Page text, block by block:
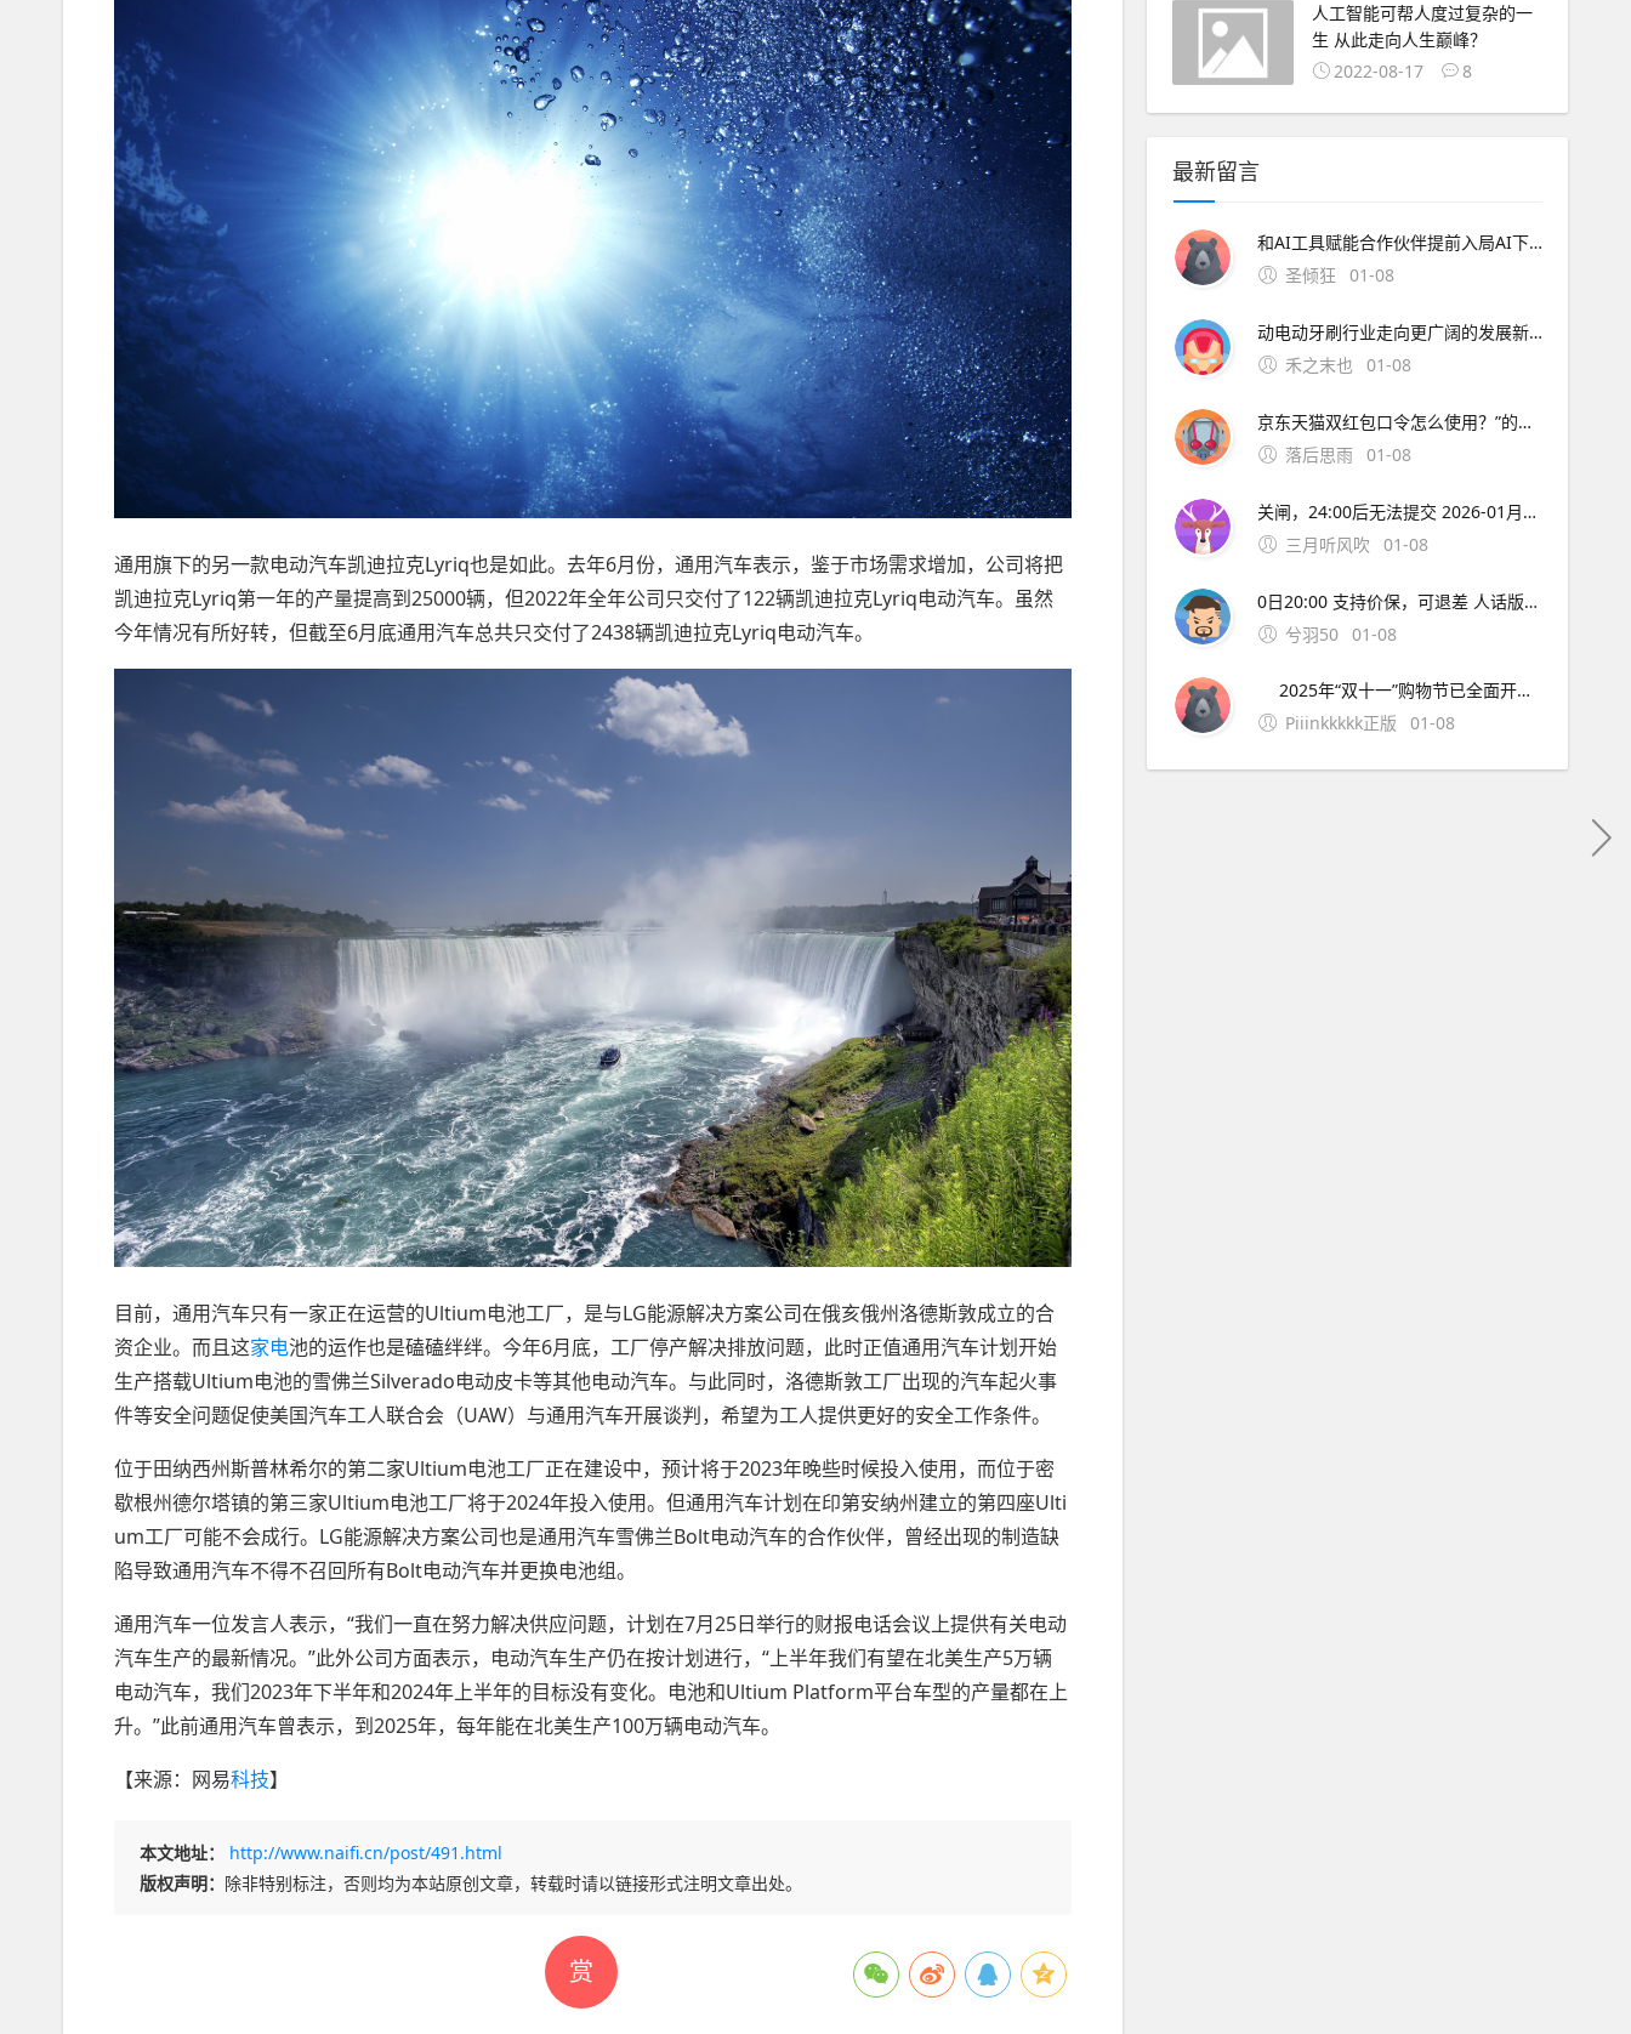
通用旗下的另一款电动汽车凯迪拉克Lyriq也是如此。去年6月份，通用汽车表示，鉴于市场需求增加，公司将把
凯迪拉克Lyriq第一年的产量提高到25000辆，但2022年全年公司只交付了122辆凯迪拉克Lyriq电动汽车。虽然
今年情况有所好转，但截至6月底通用汽车总共只交付了2438辆凯迪拉克Lyriq电动汽车。
目前，通用汽车只有一家正在运营的Ultium电池工厂，是与LG能源解决方案公司在俄亥俄州洛德斯敦成立的合
资企业。而且这家电池的运作也是磕磕绊绊。今年6月底，工厂停产解决排放问题，此时正值通用汽车计划开始
生产搭载Ultium电池的雪佛兰Silverado电动皮卡等其他电动汽车。与此同时，洛德斯敦工厂出现的汽车起火事
件等安全问题促使美国汽车工人联合会（UAW）与通用汽车开展谈判，希望为工人提供更好的安全工作条件。
位于田纳西州斯普林希尔的第二家Ultium电池工厂正在建设中，预计将于2023年晚些时候投入使用，而位于密
歇根州德尔塔镇的第三家Ultium电池工厂将于2024年投入使用。但通用汽车计划在印第安纳州建立的第四座Ulti
um工厂可能不会成行。LG能源解决方案公司也是通用汽车雪佛兰Bolt电动汽车的合作伙伴，曾经出现的制造缺
陷导致通用汽车不得不召回所有Bolt电动汽车并更换电池组。
通用汽车一位发言人表示，“我们一直在努力解决供应问题，计划在7月25日举行的财报电话会议上提供有关电动
汽车生产的最新情况。”此外公司方面表示，电动汽车生产仍在按计划进行，“上半年我们有望在北美生产5万辆
电动汽车，我们2023年下半年和2024年上半年的目标没有变化。电池和Ultium Platform平台车型的产量都在上
升。”此前通用汽车曾表示，到2025年，每年能在北美生产100万辆电动汽车。
【来源：网易科技】
赏
本文地址：
http://www.naifi.cn/post/491.html
版权声明： 除非特别标注，否则均为本站原创文章，转载时请以链接形式注明文章出处。
人工智能可帮人度过复杂的一
生 从此走向人生巅峰？
2022-08-17
8
最新留言
和AI工具赋能合作伙伴提前入局AI下半场。 AI分论坛：荣耀携手合作伙伴共建AI开放生态 随着全球首个具备自进化能力的AI智能体操作系统荣耀MagicOS 10发布， A
圣倾狂
01-08
动电动牙刷行业走向更广阔的发展新阶段。 技术的革命没有终点，每一次突破都让日常护理更高效、更舒适。锐舞电动牙刷通过气泡技术开创的护理新范式，正在重新定义人们对于口腔清洁的认知边界。 申请创业报道，分享创业好点子。，共同探讨创业新机遇！
禾之末也
01-08
京东天猫双红包口令怎么使用？”的全部内容了，如果你有什么不同的看法，快在评论区说出来吧。
落后思雨 01-08
关闸，24:00后无法提交 2026-01月10日：汽车补贴材料截止 记住：越早越全，越晚越没！12月网络拥堵、快递停运，别把自己拖到最后一天哭！ 七、彩蛋：评论区真实反馈，看完直接抄作业 @台州网友：报废了15年老凯越，换比亚迪海豹，2万补贴+4S店优惠2万
三月听风吹 01-08
0日20:00 支持价保，可退差 人话版： 急用？10月31日第一波开门红就冲，早买早发货。 不急？11月10日终极狂欢叠加红包雨+国补+满减，价格直接打骨折！ 二、2025年双十一超长战线表（建议截图） 阶段京东时间淘宝/天猫时间关键词 抢先购 10月9日-30日 10月15日-20
兮羽50 01-08
2025年“双十一”购物节已全面开启，京东与淘宝/天猫分别于10月9日和10月15日启动，活动将持续至11月14日，打造史上最长促销周期。今年双十一主打“超长周期+简化玩法+多重补贴”，不仅优惠时间更长，红包、满减、政府补贴等福利也层层叠加，堪称“史上最强
Piiinkkkkk正版
01-08